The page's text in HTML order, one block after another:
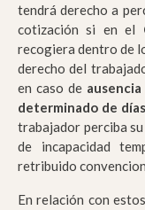
tendrá derecho a
cotización si en el
recogiera dentro de
derecho del
en caso de ausencia
determinado de días
trabajador perciba
de incapacidad
retribuido
En relación con